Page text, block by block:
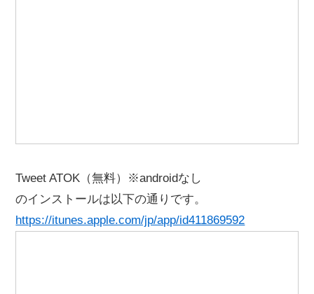
Tweet ATOK（無料）※androidなし
のインストールは以下の通りです。
https://itunes.apple.com/jp/app/id411869592